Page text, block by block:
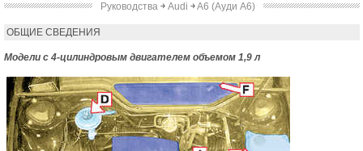
Руководства ￫ Audi ￫A6 (Ауди А6)
ОБЩИЕ СВЕДЕНИЯ
Модели с 4-цилиндровым двигателем объемом 1,9 л